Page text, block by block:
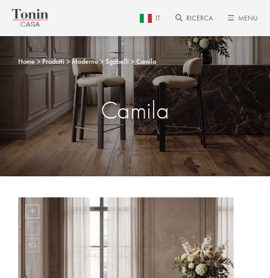
IT RICERCA MENU
Home Prodotti Moderno Sgabelli Camila
Camila